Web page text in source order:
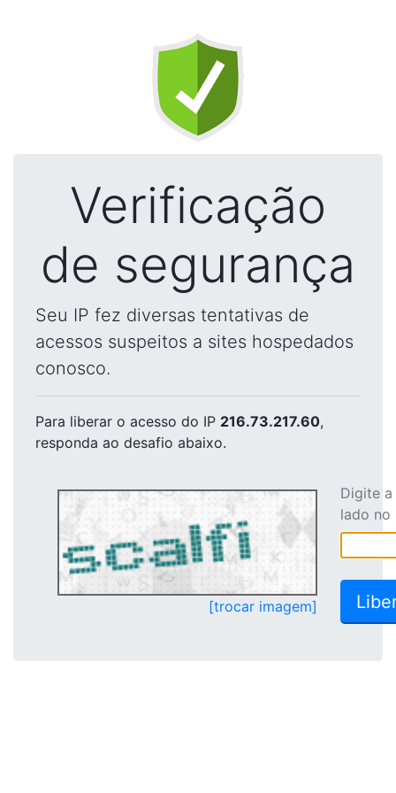
Verificação
de segurança
Seu IP fez diversas tentativas de
acessos suspeitos a sites hospedados
conosco.
Para liberar o acesso do IP 216.73.217.60,
responda ao desafio abaixo.
[trocar imagem]
Digite
lado no